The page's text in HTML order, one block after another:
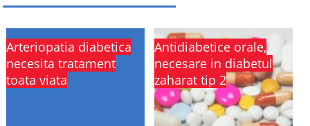
Arteriopatia diabetica
necesita tratament
toata viata
Antidiabetice orale,
necesare in diabetul
zaharat tip 2